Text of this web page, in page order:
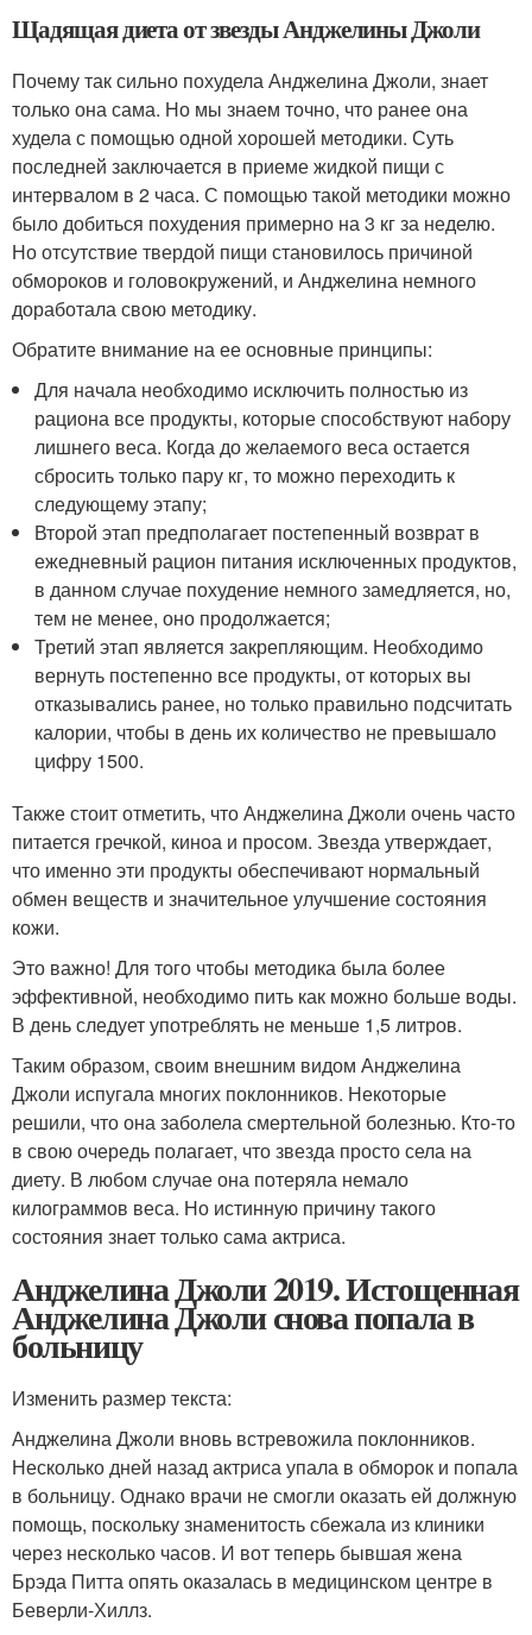
Щадящая диета от звезды Анджелины Джоли
Почему так сильно похудела Анджелина Джоли, знает
только она сама. Но мы знаем точно, что ранее она
худела с помощью одной хорошей методики. Суть
последней заключается в приеме жидкой пищи с
интервалом в 2 часа. С помощью такой методики можно
было добиться похудения примерно на 3 кг за неделю.
Но отсутствие твердой пищи становилось причиной
обмороков и головокружений, и Анджелина немного
доработала свою методику.
Обратите внимание на ее основные принципы:
Для начала необходимо исключить полностью из
рациона все продукты, которые способствуют набору
лишнего веса. Когда до желаемого веса остается
сбросить только пару кг, то можно переходить к
следующему этапу;
Второй этап предполагает постепенный возврат в
ежедневный рацион питания исключенных продуктов,
в данном случае похудение немного замедляется, но,
тем не менее, оно продолжается;
Третий этап является закрепляющим. Необходимо
вернуть постепенно все продукты, от которых вы
отказывались ранее, но только правильно подсчитать
калории, чтобы в день их количество не превышало
цифру 1500.
Также стоит отметить, что Анджелина Джоли очень часто
питается гречкой, киноа и просом. Звезда утверждает,
что именно эти продукты обеспечивают нормальный
обмен веществ и значительное улучшение состояния
кожи.
Это важно! Для того чтобы методика была более
эффективной, необходимо пить как можно больше воды.
В день следует употреблять не меньше 1,5 литров.
Таким образом, своим внешним видом Анджелина
Джоли испугала многих поклонников. Некоторые
решили, что она заболела смертельной болезнью. Кто-то
в свою очередь полагает, что звезда просто села на
диету. В любом случае она потеряла немало
килограммов веса. Но истинную причину такого
состояния знает только сама актриса.
Анджелина Джоли 2019. Истощенная
Анджелина Джоли снова попала в
больницу
Изменить размер текста:
Анджелина Джоли вновь встревожила поклонников.
Несколько дней назад актриса упала в обморок и попала
в больницу. Однако врачи не смогли оказать ей должную
помощь, поскольку знаменитость сбежала из клиники
через несколько часов. И вот теперь бывшая жена
Брэда Питта опять оказалась в медицинском центре в
Беверли-Хиллз.